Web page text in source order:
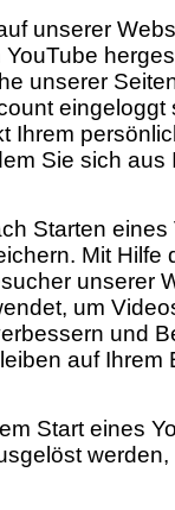
unserer
unserer
Ihrem
Sie sich aus
Starten
Mit Hilfe
unserer
um
und
auf Ihrem
Start eines